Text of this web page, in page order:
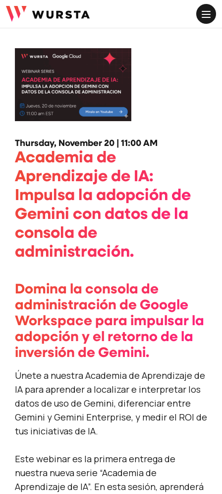
Thursday, November 20 | 11:00 AM
Academia de
Aprendizaje de IA:
Impulsa la adopción de
Gemini con datos de la
consola de
administración.
Domina la consola de
administración de Google
Workspace para impulsar la
adopción y el retorno de la
inversión de Gemini.
Únete a nuestra Academia de Aprendizaje de
IA para aprender a localizar e interpretar los
datos de uso de Gemini, diferenciar entre
Gemini y Gemini Enterprise, y medir el ROI de
tus iniciativas de IA.
Este webinar es la primera entrega de
nuestra nueva serie “Academia de
Aprendizaje de IA”. En esta sesión, aprenderá